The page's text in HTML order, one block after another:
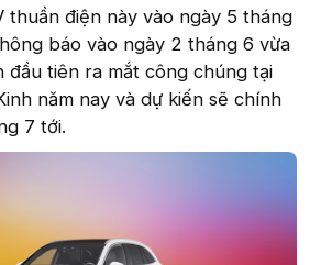
thuần điện này vào ngày 5 tháng
báo vào ngày 2 tháng 6 vừa
đầu tiên ra mắt công chúng tại
năm nay và dự kiến sẽ chính
7 tới.